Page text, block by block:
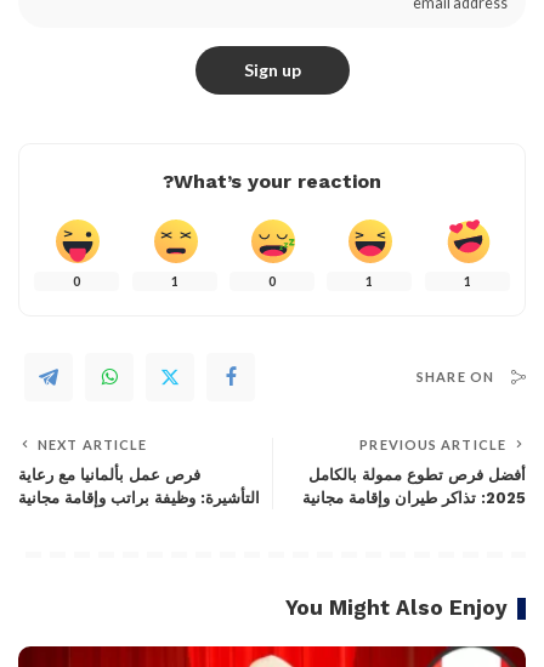
What’s your reaction?
1
1
0
1
0
SHARE ON
PREVIOUS ARTICLE
أفضل فرص تطوع ممولة بالكامل
2025: تذاكر طيران وإقامة مجانية
NEXT ARTICLE
فرص عمل بألمانيا مع رعاية
التأشيرة: وظيفة براتب وإقامة مجانية
You Might Also Enjoy